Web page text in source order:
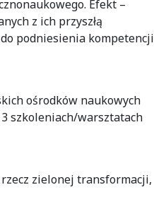
Efekt –
z ich przyszłą
podniesienia kompetencji
ośrodków naukowych
szkoleniach/warsztatach
zielonej transformacji,